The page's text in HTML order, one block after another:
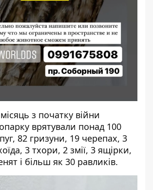
з початку війни
врятували понад 100
82 гризуни, 19 черепах, 3
3 тхори, 2 змії, 3 ящірки,
і більш як 30 равликів.